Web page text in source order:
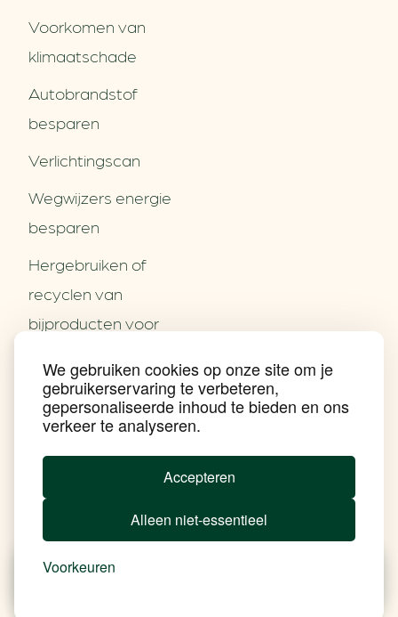
We gebruiken cookies op onze site om je
gebruikerservaring te verbeteren,
gepersonaliseerde inhoud te bieden en ons
verkeer te analyseren.
Accepteren
Alleen niet-essentieel
Voorkeuren
Partners
Contact
Nieuws
Praktijkverhalen
Events
Nieuwsbrief
Achtergrond klimaatverandering
Beprijzing van CO2
Verduurzamen bedrijventerrein
Voorkomen van
klimaatschade
Autobrandstof
besparen
Verlichtingscan
Wegwijzers energie
besparen
Hergebruiken of
recyclen van
bijproducten voor
Energie besparen op
uw PC
Privacy & Disclaimer